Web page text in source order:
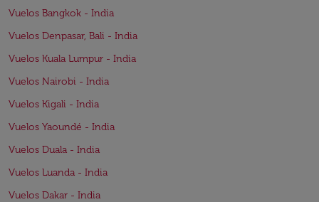
Vuelos Bangkok - India
Vuelos Denpasar, Bali - India
Vuelos Kuala Lumpur - India
Vuelos Nairobi - India
Vuelos Kigali - India
Vuelos Yaoundé - India
Vuelos Duala - India
Vuelos Luanda - India
Vuelos Dakar - India